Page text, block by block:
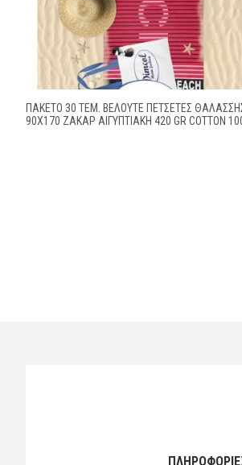
ΠΑΚΕΤΟ 30 ΤΕΜ. ΒΕΛΟΥΤΕ ΠΕΤΣΕΤΕΣ
90X170 ΖΑΚΑΡ ΑΙΓΥΠΤΙΑΚΗ 420 GR COTTON